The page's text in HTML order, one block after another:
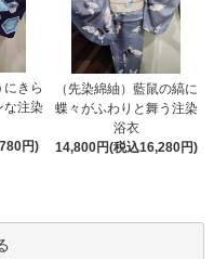
にきら
な注染
円)
（先染綿紬）藍鼠の縞に
蝶々がふわりと舞う注染
浴衣
14,800円(税込16,280円)